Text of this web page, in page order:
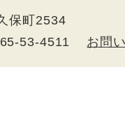
保町2534
53-4511 お問